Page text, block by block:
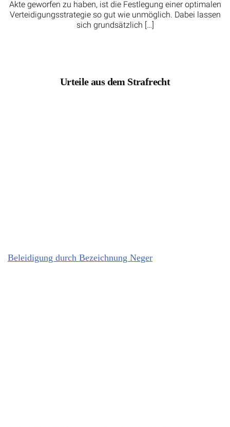
Akte geworfen zu haben, ist die Festlegung einer optimalen
Verteidigungsstrategie so gut wie unmöglich. Dabei lassen
sich grundsätzlich […]
Urteile aus dem Strafrecht
Beleidigung durch Bezeichnung Neger